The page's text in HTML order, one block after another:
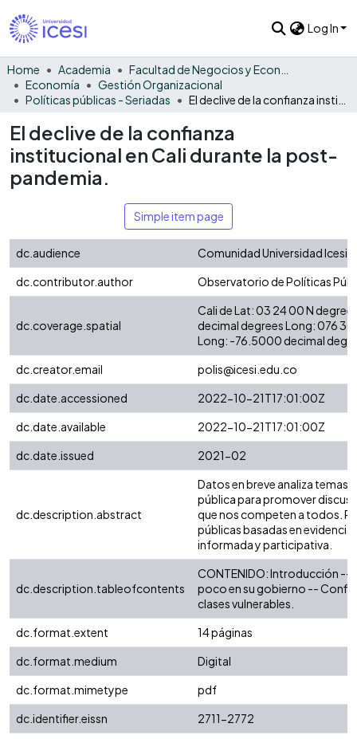
Log In
Home Academia
Economía
Gestión Organizacional
Políticas públicas - Seriadas
El declive de la confianza
institucional en Cali durante la post-
pandemia.
Simple item page
dc.audience
Comunidad Universidad Icesi
dc.contributor.author
Observatorio de Políticas
dc.coverage.spatial
Cali de Lat: 03 24 00 N
decimal degrees Long: 076
Long: -76.5000 decimal
dc.creator.email
polis@icesi.edu.co
dc.date.accessioned
2022-10-21T17:01:00Z
dc.date.available
2022-10-21T17:01:00Z
dc.date.issued
2021-02
dc.description.abstract
Datos en breve analiza temas
pública para promover
que nos competen a todos.
públicas basadas en evidencia
informada y participativa.
dc.description.tableofcontents
CONTENIDO: Introducción --
poco en su gobierno --
clases vulnerables.
dc.format.extent
14 páginas
dc.format.medium
Digital
dc.format.mimetype
pdf
dc.identifier.eissn
2711-2772